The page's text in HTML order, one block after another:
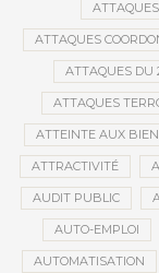
ATTAQUES
ATTAQUES DU
ATTAQUES
ATTEINTE AUX
ATTRACTIVITÉ
AUDIT PUBLIC
AUTO-EMPLOI
AUTOMATISATION